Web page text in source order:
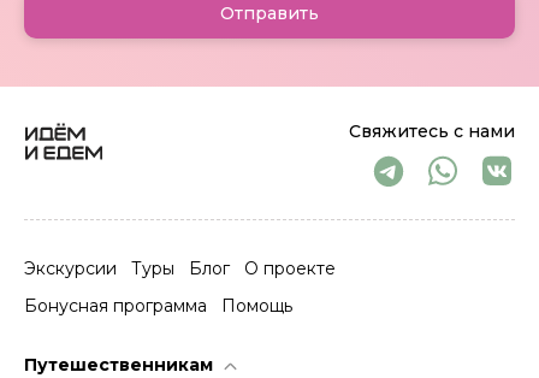
Свяжитесь с нами
Экскурсии Туры Блог
О проекте
Бонусная программа
Помощь
Путешественникам
Отправить